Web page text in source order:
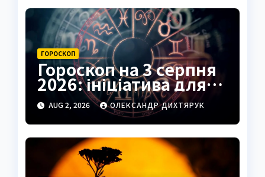
ГОРОСКОП
Гороскоп на 3 серпня
2026: ініціатива для
Овнів, підказки для
Риб
AUG 2, 2026 ОЛЕКСАНДР ДИХТЯРУК